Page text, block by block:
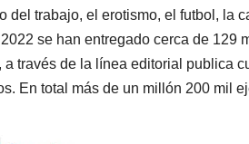
del trabajo, el erotismo, el futbol, la
se han entregado cerca de 129
a través de la línea editorial publica
En total más de un millón 200 mil